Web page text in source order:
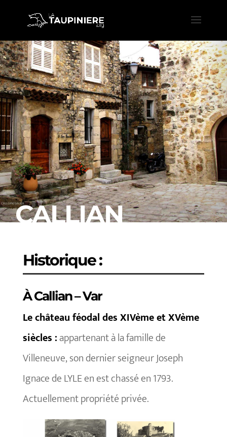
CALLIAN
Historique :
À Callian – Var
Le château féodal des XIVème et XVème
siècles :appartenant à la famille de
Villeneuve, son dernier seigneur Joseph
Ignace de LYLE en est chassé en 1793.
Actuellement propriété privée.